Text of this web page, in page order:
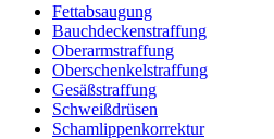
Fettabsaugung
Bauchdeckenstraffung
Oberarmstraffung
Oberschenkelstraffung
Gesäßstraffung
Schweißdrüsen
Schamlippenkorrektur